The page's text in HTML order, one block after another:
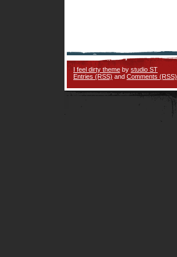
I feel dirty theme by studio ST
Entries (RSS) and Comments (RSS)